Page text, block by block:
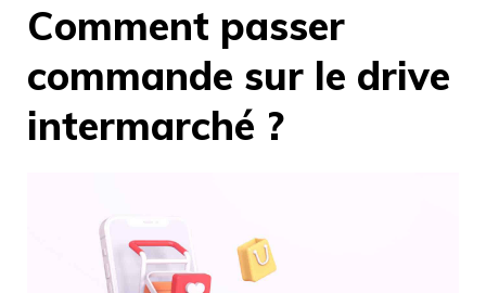
Comment passer
commande sur le drive
intermarché ?